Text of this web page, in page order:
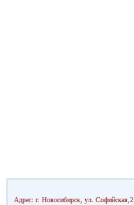
Адрес: г. Новосибирск, ул. Софийская,2